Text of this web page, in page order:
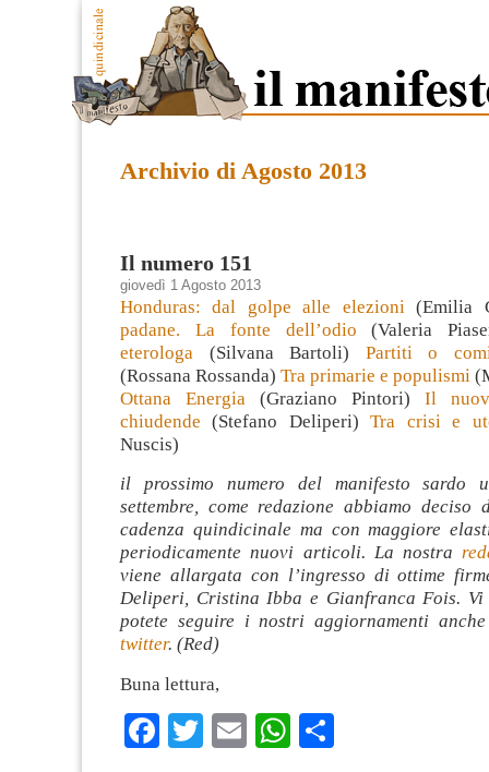
Archivio di Agosto 2013
Il numero 151
giovedì 1 Agosto 2013
Honduras: dal golpe alle elezioni(Emilia
padane. La fonte dell’odio (Valeria
eterologa (Silvana Bartoli) Partiti o
(Rossana Rossanda) Tra primarie e populismi
Ottana Energia (Graziano Pintori) Il
chiudende (Stefano Deliperi)Tra crisi e
Nuscis)
il prossimo numero del manifesto sardo
settembre, come redazione abbiamo deciso
cadenza quindicinale ma con maggiore
periodicamente nuovi articoli. La nostra
viene allargata con l’ingresso di ottime
Deliperi, Cristina Ibba e Gianfranca Fois. Vi
potete seguire i nostri aggiornamenti
twitter. (Red)
Buna lettura,
Facebook
TwitterEmailWhatsApp